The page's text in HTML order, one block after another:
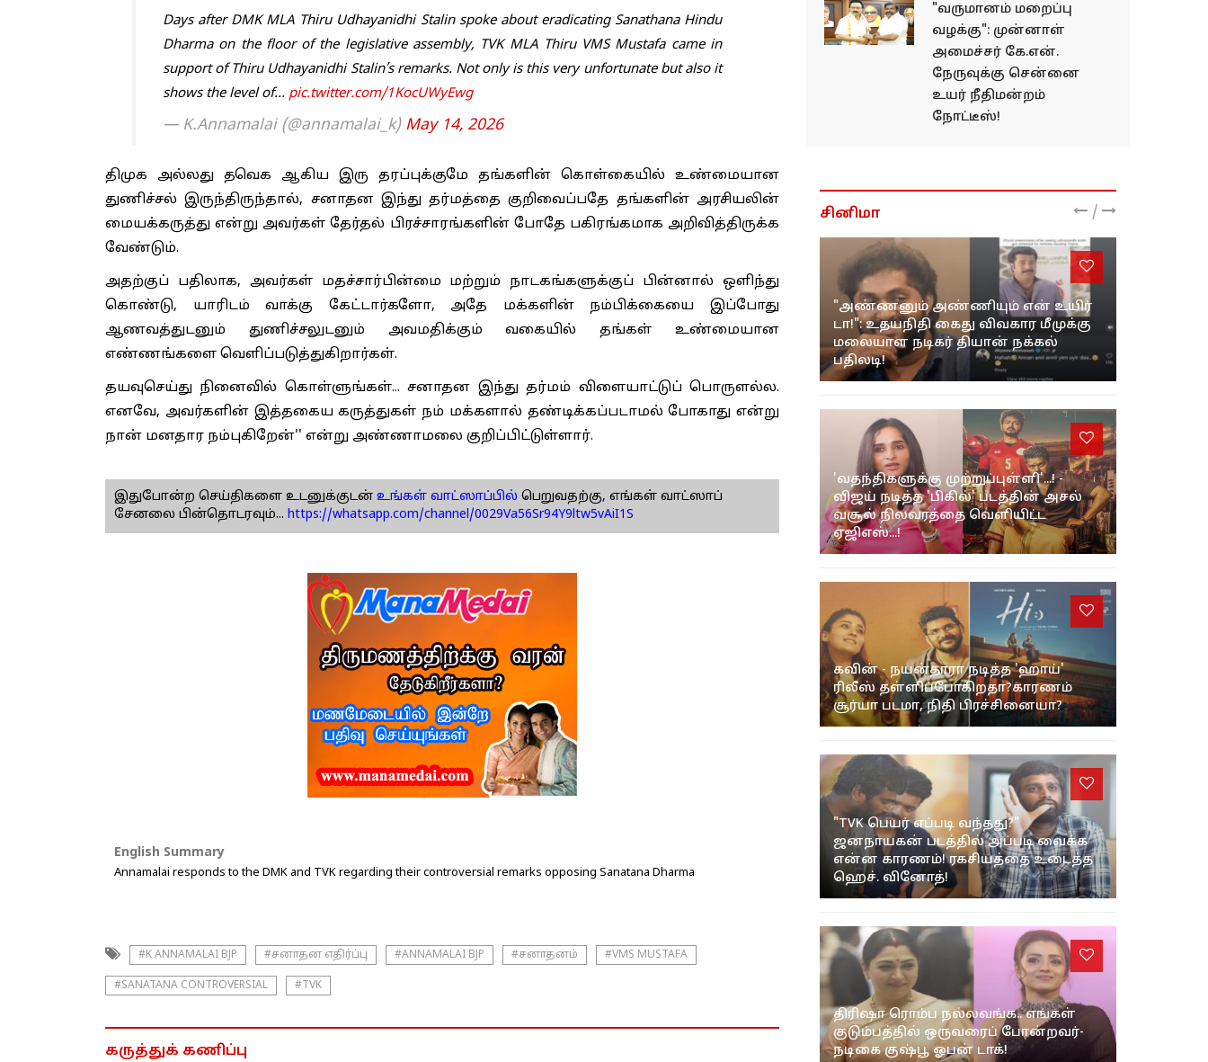
Days after DMK MLA Thiru Udhayanidhi Stalin spoke about eradicating Sanathana Hindu
Dharma on the floor of the legislative assembly, TVK MLA Thiru VMS Mustafa came in
support of Thiru Udhayanidhi Stalin’s remarks. Not only is this very unfortunate but also it
shows the level of… pic.twitter.com/1KocUWyEwg
— K.Annamalai (@annamalai_k) May 14, 2026
திமுக அல்லது தவெக ஆகிய இரு தரப்புக்குமே தங்களின் கொள்கையில் உண்மையான
துணிச்சல் இருந்திருந்தால், சனாதன இந்து தர்மத்தை குறிவைப்பதே தங்களின் அரசியலின்
மையக்கருத்து என்று அவர்கள் தேர்தல் பிரச்சாரங்களின் போதே பகிரங்கமாக அறிவித்திருக்க
வேண்டும்.
அதற்குப் பதிலாக, அவர்கள் மதச்சார்பின்மை மற்றும் நாடகங்களுக்குப் பின்னால் ஒளிந்து
கொண்டு, யாரிடம் வாக்கு கேட்டார்களோ, அதே மக்களின் நம்பிக்கையை இப்போது
ஆணவத்துடனும் துணிச்சலுடனும் அவமதிக்கும் வகையில் தங்கள் உண்மையான
எண்ணங்களை வெளிப்படுத்துகிறார்கள்.
தயவுசெய்து நினைவில் கொள்ளுங்கள்... சனாதன இந்து தர்மம் விளையாட்டுப் பொருளல்ல.
எனவே, அவர்களின் இத்தகைய கருத்துகள் நம் மக்களால் தண்டிக்கப்படாமல் போகாது என்று
நான் மனதார நம்புகிறேன்'' என்று அண்ணாமலை குறிப்பிட்டுள்ளார்.
இதுபோன்ற செய்திகளை உடனுக்குடன் உங்கள் வாட்ஸாப்பில் பெறுவதற்கு, எங்கள் வாட்ஸாப்
சேனலை பின்தொடரவும்... https://whatsapp.com/channel/0029Va56Sr94Y9ltw5vAiI1S
English Summary
Annamalai responds to the DMK and TVK regarding their controversial remarks opposing Sanatana Dharma
#K ANNAMALAI BJP #சனாதன எதிர்ப்பு #ANNAMALAI BJP #சனாதனம் #VMS MUSTAFA
#SANATANA CONTROVERSIAL #TVK
கருத்துக் கணிப்பு
"வருமானம் மறைப்பு
வழக்கு": முன்னாள்
அமைச்சர் கே.என்.
நேருவுக்கு சென்னை
உயர் நீதிமன்றம்
நோட்டீஸ்!
சினிமா /
"அண்ணனும் அண்ணியும் என் உயிர்
டா!": உதயநிதி கைது விவகார மீமுக்கு
மலையாள நடிகர் தியான் நக்கல்
பதிலடி!
'வதந்திகளுக்கு முற்றுப்புள்ளி'...! -
விஜய் நடித்த 'பிகில்' படத்தின் அசல்
வசூல் நிலவரத்தை வெளியிட்ட
ஏஜிஎஸ்...!
கவின் - நயன்தாரா நடித்த 'ஹாய்'
ரிலீஸ் தள்ளிப்போகிறதா?காரணம்
சூர்யா படமா, நிதி பிரச்சினையா?
"TVK பெயர் எப்படி வந்தது?"
ஜனநாயகன் படத்தில் அப்படி வைக்க
என்ன காரணம்! ரகசியத்தை உடைத்த
ஹெச். வினோத்!
திரிஷா ரொம்ப நல்லவங்க.. எங்கள்
குடும்பத்தில் ஒருவரைப் போன்றவர்-
நடிகை குஷ்பூ ஓபன் டாக்!